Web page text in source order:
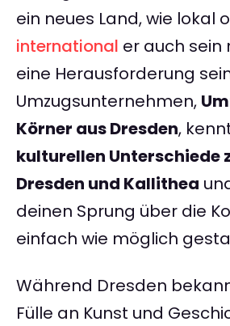
ein neues Land, wie lokal
international er auch sein
eine Herausforderung
Umzugsunternehmen,
Körner aus Dresden,
kulturellen Unterschiede
Dresden und Kallithea
deinen Sprung über die
einfach wie möglich
Während Dresden
Fülle an Kunst und